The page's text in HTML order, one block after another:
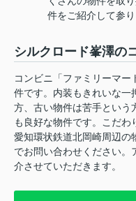
件をご紹介して参り
シルクロード峯澤の
コンビニ「ファミリーマ
件です。内装もきれいな一
方、古い物件は苦手という
も良好な物件です。こだわ
愛知環状鉄道北岡崎周辺の
でお問い合わせください。
介させていただきます。